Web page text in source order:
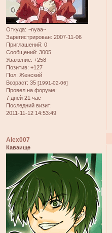
Откуда: ~nyaa~
Зарегистрирован: 2007-11-06
Приглашений: 0
Сообщений: 3005
Уважение: +258
Позитив: +127
Пол: Женский
Возраст: 35 [1991-02-06]
Провел на форуме:
7 дней 21 час
Последний визит:
2011-11-12 14:53:49
Alex007
Каваище